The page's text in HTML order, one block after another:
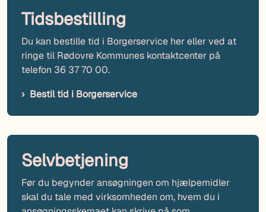
Tidsbestilling
Du kan bestille tid i Borgerservice her eller ved at
ringe til Rødovre Kommunes kontaktcenter på
telefon 36 37 70 00.
Bestil tid i Borgerservice
Selvbetjening
Før du begynder ansøgningen om hjælpemidler
skal du tale med virksomheden om, hvem du i